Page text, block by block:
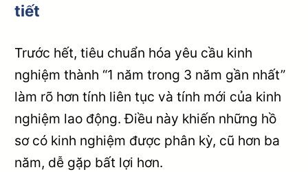
tiết
Trước hết, tiêu chuẩn hóa yêu cầu kinh
nghiệm thành “1 năm trong 3 năm gần nhất”
làm rõ hơn tính liên tục và tính mới của kinh
nghiệm lao động. Điều này khiến những hồ
sơ có kinh nghiệm được phân kỳ, cũ hơn ba
năm, dễ gặp bất lợi hơn.